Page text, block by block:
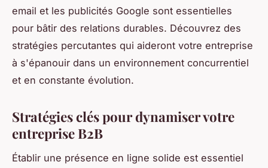
email et les publicités Google sont essentielles
pour bâtir des relations durables. Découvrez des
stratégies percutantes qui aideront votre entreprise
à s'épanouir dans un environnement concurrentiel
et en constante évolution.
Stratégies clés pour dynamiser votre
entreprise B2B
Établir une présence en ligne solide est essentiel